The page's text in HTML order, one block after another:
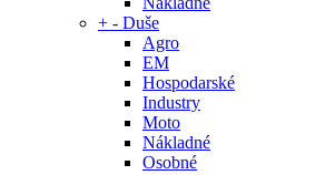
+ - Duše
Agro
EM
Hospodarské
Industry
Moto
Nákladné
Osobné